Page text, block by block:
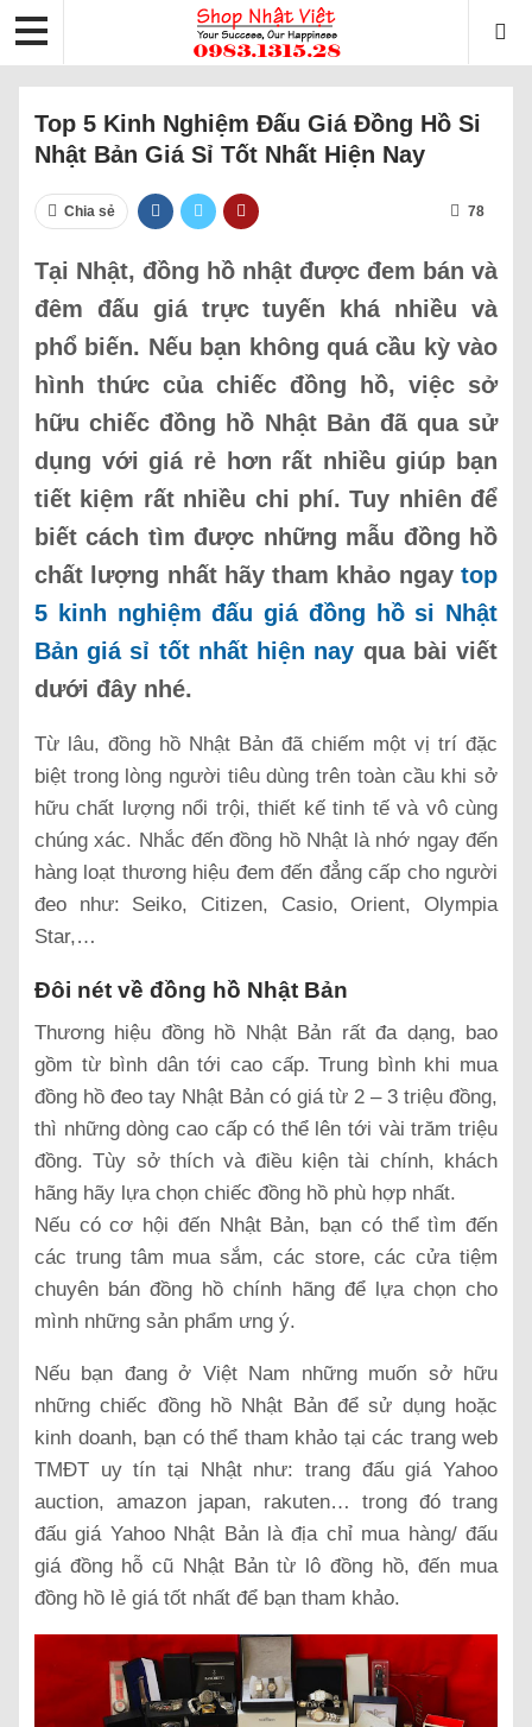
Top 5 Kinh Nghiệm Đấu Giá Đồng Hồ Si
Nhật Bản Giá Sỉ Tốt Nhất Hiện Nay
Chia sẻ 78
Tại Nhật, đồng hồ nhật được đem bán và
đêm đấu giá trực tuyến khá nhiều và
phổ biến. Nếu bạn không quá cầu kỳ vào
hình thức của chiếc đồng hồ, việc sở
hữu chiếc đồng hồ Nhật Bản đã qua sử
dụng với giá rẻ hơn rất nhiều giúp bạn
tiết kiệm rất nhiều chi phí. Tuy nhiên để
biết cách tìm được những mẫu đồng hồ
chất lượng nhất hãy tham khảo ngay top
5 kinh nghiệm đấu giá đồng hồ si Nhật
Bản giá sỉ tốt nhất hiện nay qua bài viết
dưới đây nhé.
Từ lâu, đồng hồ Nhật Bản đã chiếm một vị trí đặc
biệt trong lòng người tiêu dùng trên toàn cầu khi sở
hữu chất lượng nổi trội, thiết kế tinh tế và vô cùng
chúng xác. Nhắc đến đồng hồ Nhật là nhớ ngay đến
hàng loạt thương hiệu đem đến đẳng cấp cho người
đeo như: Seiko, Citizen, Casio, Orient, Olympia
Star,…
Đôi nét về đồng hồ Nhật Bản
Thương hiệu đồng hồ Nhật Bản rất đa dạng, bao
gồm từ bình dân tới cao cấp. Trung bình khi mua
đồng hồ đeo tay Nhật Bản có giá từ 2 – 3 triệu đồng,
thì những dòng cao cấp có thể lên tới vài trăm triệu
đồng. Tùy sở thích và điều kiện tài chính, khách
hãng hãy lựa chọn chiếc đồng hồ phù hợp nhất.
Nếu có cơ hội đến Nhật Bản, bạn có thể tìm đến
các trung tâm mua sắm, các store, các cửa tiệm
chuyên bán đồng hồ chính hãng để lựa chọn cho
mình những sản phẩm ưng ý.
Nếu bạn đang ở Việt Nam những muốn sở hữu
những chiếc đồng hồ Nhật Bản để sử dụng hoặc
kinh doanh, bạn có thể tham khảo tại các trang web
TMĐT uy tín tại Nhật như: trang đấu giá Yahoo
auction, amazon japan, rakuten… trong đó trang
đấu giá Yahoo Nhật Bản là địa chỉ mua hàng/ đấu
giá đồng hỗ cũ Nhật Bản từ lô đồng hồ, đến mua
đồng hồ lẻ giá tốt nhất để bạn tham khảo.